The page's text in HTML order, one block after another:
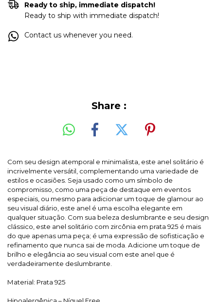
Ready to ship, immediate dispatch!
Ready to ship with immediate dispatch!
Contact us whenever you need.
Share :
Com seu design atemporal e minimalista, este anel solitário é
incrivelmente versátil, complementando uma variedade de
estilos e ocasiões. Seja usado como um símbolo de
compromisso, como uma peça de destaque em eventos
especiais, ou mesmo para adicionar um toque de glamour ao
seu visual diário, este anel é uma escolha elegante em
qualquer situação. Com sua beleza deslumbrante e seu design
clássico, este anel solitário com zircônia em prata 925 é mais
do que apenas uma peça; é uma expressão de sofisticação e
refinamento que nunca sai de moda. Adicione um toque de
brilho e elegância ao seu visual com este anel que é
verdadeiramente deslumbrante.
Material: Prata 925
Hipoalergênica – Níquel Free